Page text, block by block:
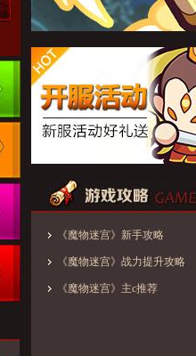
《魔物迷宫》新手攻略
《魔物迷宫》战力提升攻略
《魔物迷宫》主c推荐